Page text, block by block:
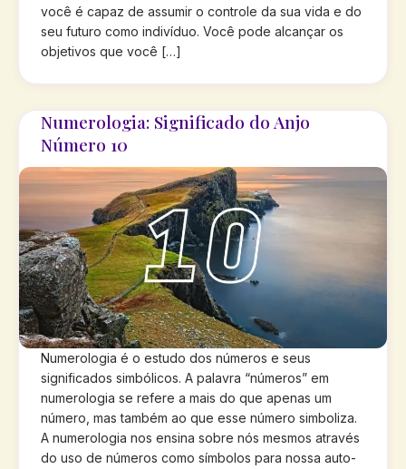
você é capaz de assumir o controle da sua vida e do
seu futuro como indivíduo. Você pode alcançar os
objetivos que você […]
Numerologia: Significado do Anjo
Número 10
Numerologia é o estudo dos números e seus
significados simbólicos. A palavra “números” em
numerologia se refere a mais do que apenas um
número, mas também ao que esse número simboliza.
A numerologia nos ensina sobre nós mesmos através
do uso de números como símbolos para nossa auto-